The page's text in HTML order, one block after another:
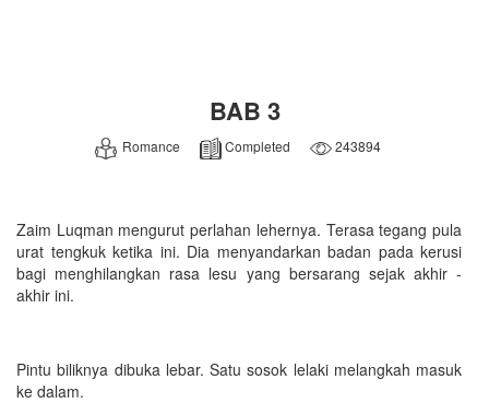
BAB 3
Romance Completed 243894
Zaim Luqman mengurut perlahan lehernya. Terasa tegang pula
urat tengkuk ketika ini. Dia menyandarkan badan pada kerusi
bagi menghilangkan rasa lesu yang bersarang sejak akhir -
akhir ini.
Pintu biliknya dibuka lebar. Satu sosok lelaki melangkah masuk
ke dalam.